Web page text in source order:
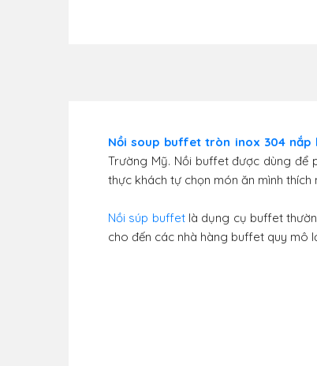
Nồi soup buffet tròn inox 304 nắp
Trường Mỹ. Nồi buffet được dùng để
thực khách tự chọn món ăn mình
Nồi súp buffetlà dụng cụ buffet
cho đến các nhà hàng buffet quy mô